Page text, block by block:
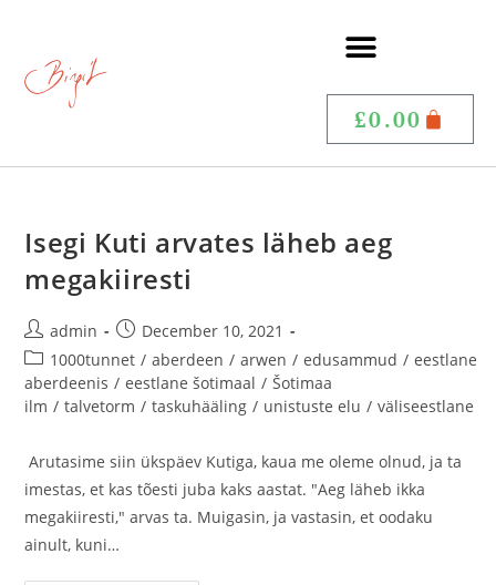
£0.00
Isegi Kuti arvates läheb aeg
megakiiresti
admin
December 10, 2021
1000tunnet / aberdeen / arwen / edusammud / eestlane
aberdeenis / eestlane šotimaal / Šotimaa
ilm / talvetorm / taskuhääling / unistuste elu / väliseestlane
Arutasime siin ükspäev Kutiga, kaua me oleme olnud, ja ta
imestas, et kas tõesti juba kaks aastat. "Aeg läheb ikka
megakiiresti," arvas ta. Muigasin, ja vastasin, et oodaku
ainult, kuni…